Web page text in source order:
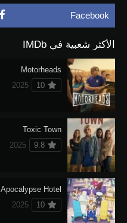
Facebook
الأكثر شعبية في IMDb
Motorheads
10
2025
Toxic Town
9.8
2025
Apocalypse Hotel
10
2025